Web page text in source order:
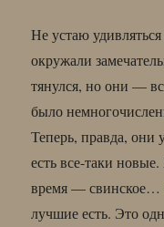
Не устаю
окружали
тянулся, но они —
было
Теперь, правда, они
есть все-таки
время — свинское…
лучшие есть. Это